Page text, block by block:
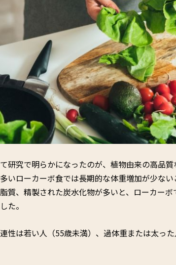
研究で明らかになったのが、植物由来の高品
いローカーボ食では長期的な体重増加が少な
質、精製された炭水化物が多いと、ローカー
た。
性は若い人（55歳未満）、過体重または太っ